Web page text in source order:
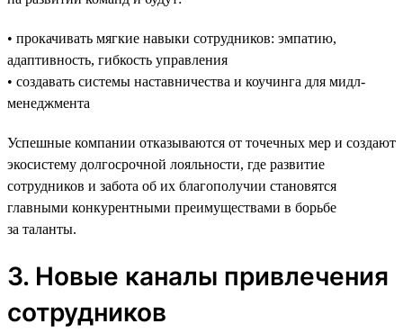
• прокачивать мягкие навыки сотрудников: эмпатию,
адаптивность, гибкость управления
• создавать системы наставничества и коучинга для мидл-
менеджмента
Успешные компании отказываются от точечных мер и создают
экосистему долгосрочной лояльности, где развитие
сотрудников и забота об их благополучии становятся
главными конкурентными преимуществами в борьбе
за таланты.
3. Новые каналы привлечения
сотрудников